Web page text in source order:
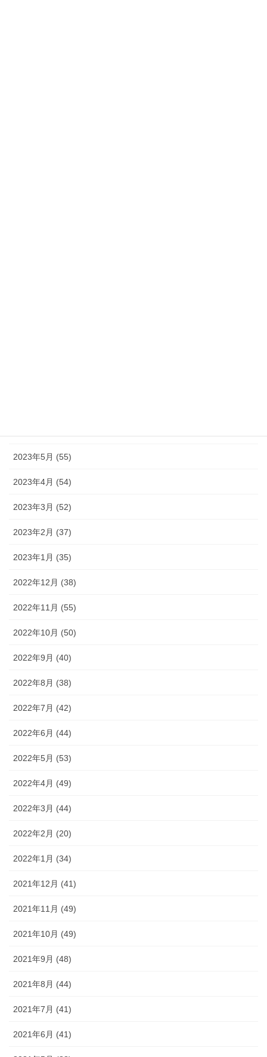
2023年5月 (55)
2023年4月 (54)
2023年3月 (52)
2023年2月 (37)
2023年1月 (35)
2022年12月 (38)
2022年11月 (55)
2022年10月 (50)
2022年9月 (40)
2022年8月 (38)
2022年7月 (42)
2022年6月 (44)
2022年5月 (53)
2022年4月 (49)
2022年3月 (44)
2022年2月 (20)
2022年1月 (34)
2021年12月 (41)
2021年11月 (49)
2021年10月 (49)
2021年9月 (48)
2021年8月 (44)
2021年7月 (41)
2021年6月 (41)